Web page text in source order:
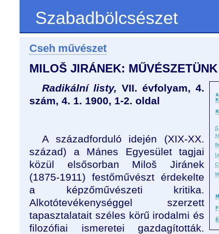
Szabadbölcsészet
Cseh művészet
MILOŠ JIRÁNEK:
Radikální listy, VII. évfolyam, 4.
szám, 4. 1. 1900, 1-2. oldal
A századforduló idején (XIX-XX.
század) a Mánes Egyesület tagjai
közül elsősorban Miloš Jiránek
(1875-1911) festőművészt érdekelte
a képzőművészeti kritika.
Alkotótevékenységgel szerzett
tapasztalatait széles körű irodalmi és
filozófiai ismeretei gazdagították.